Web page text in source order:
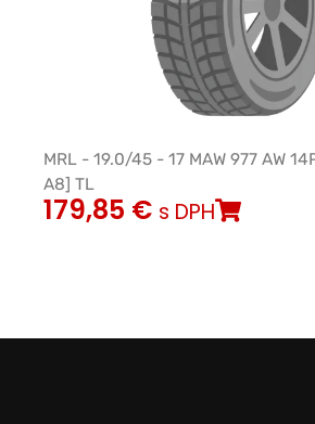
MRL - 19.0/45 - 17 MAW 977 AW
A8] TL
179,85 € s DPH